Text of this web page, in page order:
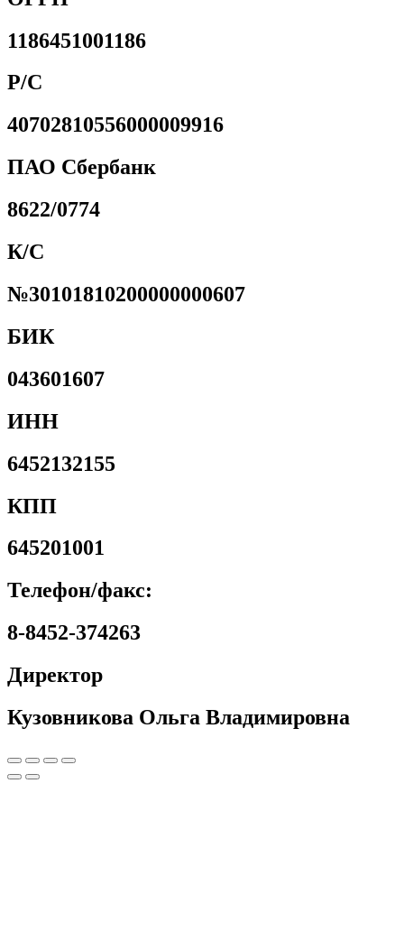
1186451001186
Р/С
40702810556000009916
ПАО Сбербанк
8622/0774
К/С
№30101810200000000607
БИК
043601607
ИНН
6452132155
КПП
645201001
Телефон/факс:
8-8452-374263
Директор
Кузовникова Ольга Владимировна